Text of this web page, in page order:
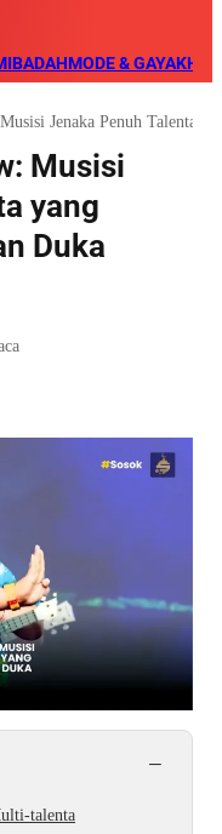
IBADAHMODE & GAYA
Jenaka Penuh Talenta
Musisi
yang
Duka
−
talenta